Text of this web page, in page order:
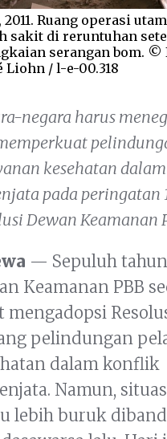
2011. Ruang operasi
sakit di reruntuhan
serangan bom. ©
Liohn / l-e-00.318
negara harus
kesehatan
pada peringatan
Dewan Keamanan
— Sepuluh
Keamanan PBB
mengadopsi
pelindungan
dalam konflik
Namun,
lebih buruk